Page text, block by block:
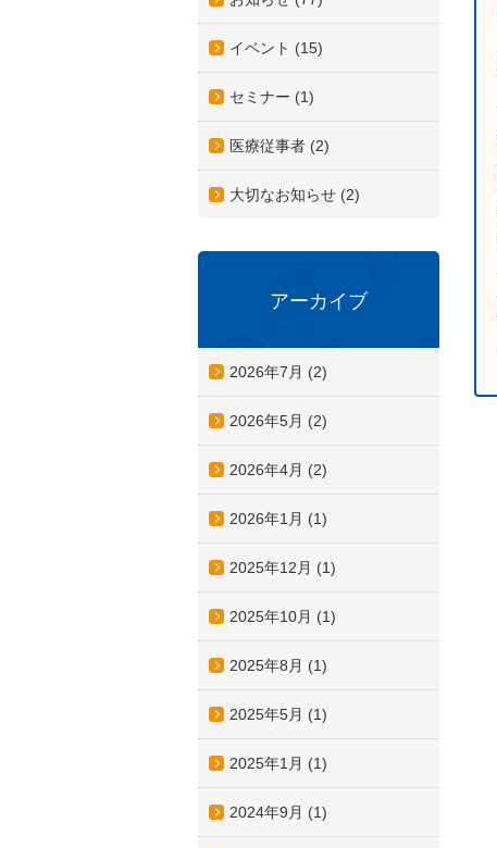
イベント (15)
セミナー (1)
医療従事者 (2)
大切なお知らせ (2)
アーカイブ
2026年7月 (2)
2026年5月 (2)
2026年4月 (2)
2026年1月 (1)
2025年12月 (1)
2025年10月 (1)
2025年8月 (1)
2025年5月 (1)
2025年1月 (1)
2024年9月 (1)